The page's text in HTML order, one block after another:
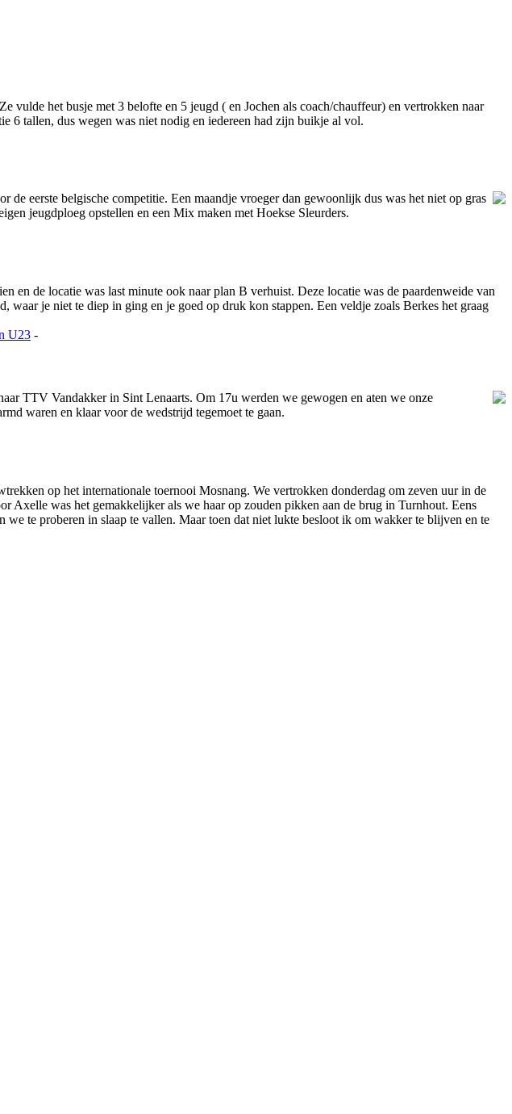
vulde het busje met 3 belofte en 5 jeugd ( en Jochen als coach/chauffeur) en vertrokken naar
6 tallen, dus wegen was niet nodig en iedereen had zijn buikje al vol.
eerste belgische competitie. Een maandje vroeger dan gewoonlijk dus was het niet op gras
jeugdploeg opstellen en een Mix maken met Hoekse Sleurders.
en de locatie was last minute ook naar plan B verhuist. Deze locatie was de paardenweide van
je niet te diep in ging en je goed op druk kon stappen. Een veldje zoals Berkes het graag
U23 -
TTV Vandakker in Sint Lenaarts. Om 17u werden we gewogen en aten we onze
waren en klaar voor de wedstrijd tegemoet te gaan.
op het internationale toernooi Mosnang. We vertrokken donderdag om zeven uur in de
Axelle was het gemakkelijker als we haar op zouden pikken aan de brug in Turnhout. Eens
te proberen in slaap te vallen. Maar toen dat niet lukte besloot ik om wakker te blijven en te